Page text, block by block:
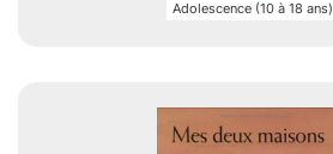
Adolescence (10 à 18 ans)